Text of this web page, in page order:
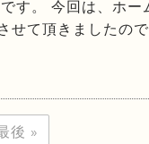
す。 今回は、ホー
せて頂きましたので
後 »